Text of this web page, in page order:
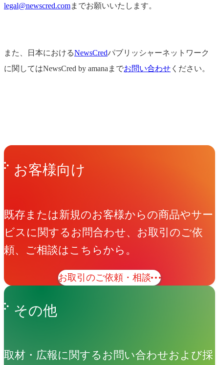
legal@newscred.comまでお願いいたします。
また、日本におけるNewsCredパブリッシャーネットワーク
に関してはNewsCred by amanaまでお問い合わせ ください。
Get in Touchお問い合わせ
お客様向け
既存または新規のお客様からの商品やサー
ビスに関するお問合わせ、お取引のご依
頼、ご相談はこちらから。
お取引のご依頼・相談
その他
取材・広報に関するお問い合わせおよび採